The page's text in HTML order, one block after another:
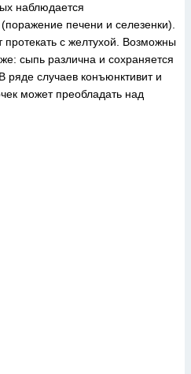
наблюдается
печени и селезенки).
с желтухой. Возможны
сыпь различна и сохраняется
ряде случаев конъюнктивит и
может преобладать над